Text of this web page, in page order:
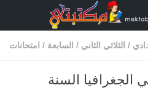
Skip to content
/ الثلاثي الثاني / السابعة / امتحانات
مراقبة عدد 2 في الجغرافيا السنة